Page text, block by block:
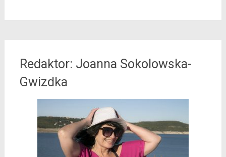
Redaktor: Joanna Sokolowska-
Gwizdka